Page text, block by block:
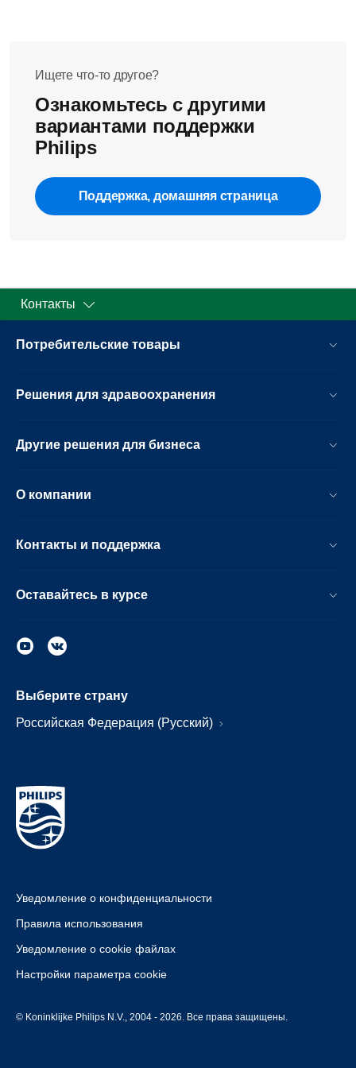
Ищете что-то другое?
Ознакомьтесь с другими
вариантами поддержки
Philips
Поддержка, домашняя страница
Контакты
Потребительские товары
Решения для здравоохранения
Другие решения для бизнеса
О компании
Контакты и поддержка
Оставайтесь в курсе
Выберите страну
Российская Федерация (Русский)
Уведомление о конфиденциальности
Правила использования
Уведомление о cookie файлах
Настройки параметра cookie
© Koninklijke Philips N.V., 2004 - 2026. Все права защищены.